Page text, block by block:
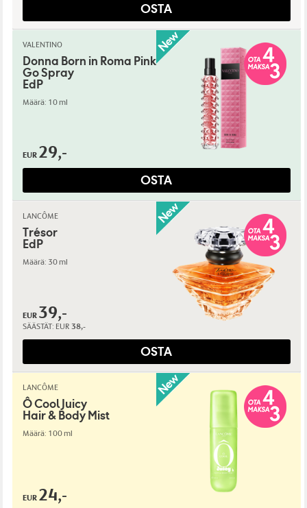
OSTA
VALENTINO
Donna Born in Roma Pink
Go Spray
EdP
Määrä: 10 ml
EUR 29,-
OSTA
LANCÔME
Trésor
EdP
Määrä: 30 ml
EUR 39,-
SÄÄSTÄT: EUR 38,-
OSTA
LANCÔME
Ô Cool Juicy
Hair & Body Mist
Määrä: 100 ml
EUR 24,-